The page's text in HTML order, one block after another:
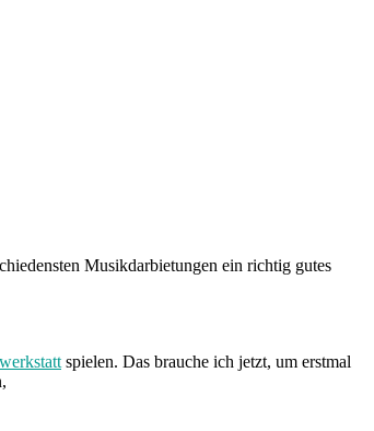
Musikdarbietungen ein richtig gutes
spielen. Das brauche ich jetzt, um erstmal